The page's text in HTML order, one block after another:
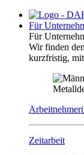
Für
Für
Wir finden
kurzfristig,
Zeitarbeit